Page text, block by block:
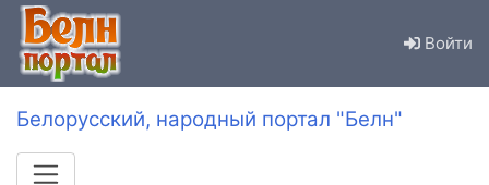
Войти
Белорусский, народный портал "Белн"